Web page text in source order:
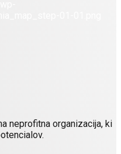
neprofitna organizacija, ki